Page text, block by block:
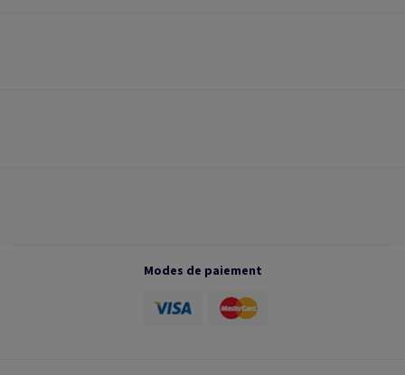
Modes de paiement